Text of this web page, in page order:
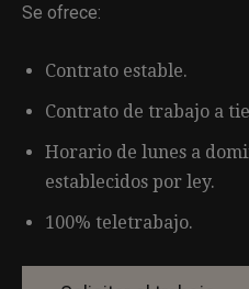
Se ofrece:
Contrato estable.
Contrato de trabajo a
Horario de lunes a
establecidos por ley.
100% teletrabajo.